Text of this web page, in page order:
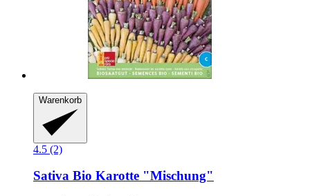
Warenkorb
4.5 (2)
Sativa Bio Karotte "Mischung"